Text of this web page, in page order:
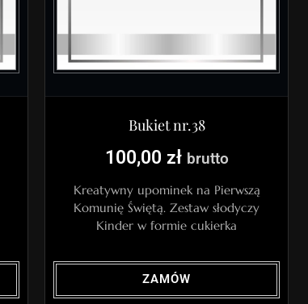
Bukiet nr.38
100,00 zł brutto
Kreatywny upominek na Pierwszą
Komunię Świętą. Zestaw słodyczy
Kinder w formie cukierka
ZAMÓW